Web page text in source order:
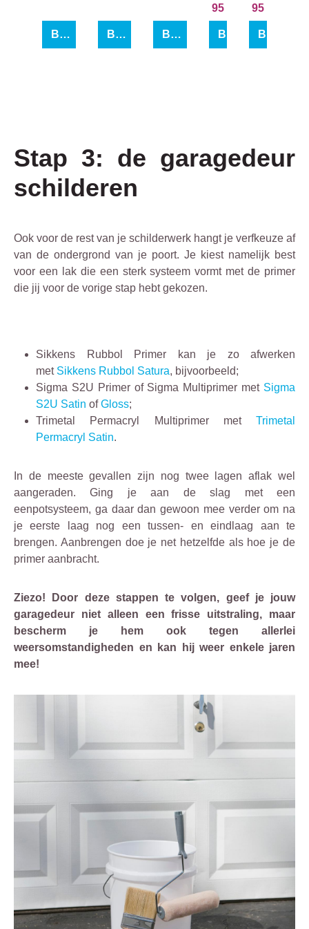
Bekijk product Bekijk product Bekijk product
95
Bekijk product
lti
pri
me
r
95
Bekijk
Stap 3: de garagedeur
schilderen
Ook voor de rest van je schilderwerk hangt je verfkeuze af
van de ondergrond van je poort. Je kiest namelijk best
voor een lak die een sterk systeem vormt met de primer
die jij voor de vorige stap hebt gekozen.
Sikkens Rubbol Primer kan je zo afwerken
met Sikkens Rubbol Satura, bijvoorbeeld;
Sigma S2U Primer of Sigma Multiprimer met Sigma
S2U Satin ofGloss;
Trimetal Permacryl Multiprimer met Trimetal
Permacryl Satin.
In de meeste gevallen zijn nog twee lagen aflak wel
aangeraden. Ging je aan de slag met een
eenpotsysteem, ga daar dan gewoon mee verder om na
je eerste laag nog een tussen- en eindlaag aan te
brengen. Aanbrengen doe je net hetzelfde als hoe je de
primer aanbracht.
Ziezo! Door deze stappen te volgen, geef je jouw
garagedeur niet alleen een frisse uitstraling, maar
bescherm je hem ook tegen allerlei
weersomstandigheden en kan hij weer enkele jaren
mee!